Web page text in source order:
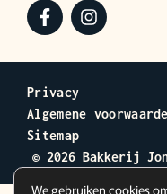
© 2026 Bakkerij
Privacy
Algemene
Sitemap
We gebruiken cookies